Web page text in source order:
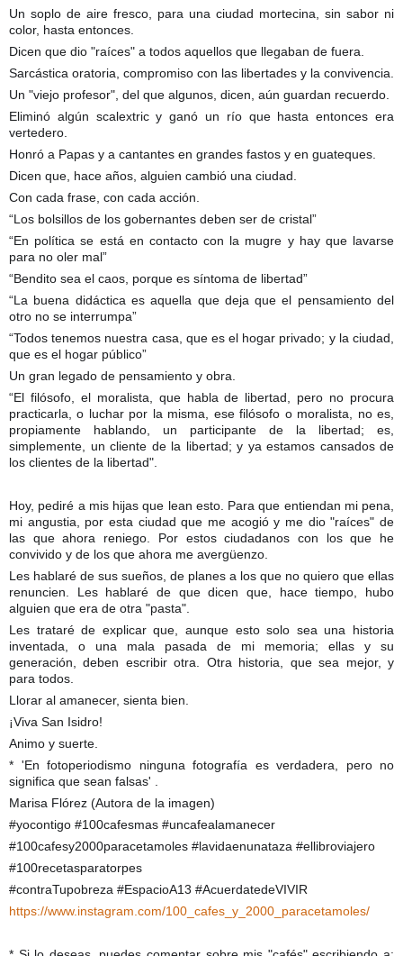
Un soplo de aire fresco, para una ciudad mortecina, sin sabor ni
color, hasta entonces.
Dicen que dio "raíces" a todos aquellos que llegaban de fuera.
Sarcástica oratoria, compromiso con las libertades y la convivencia.
Un "viejo profesor", del que algunos, dicen, aún guardan recuerdo.
Eliminó algún scalextric y ganó un río que hasta entonces era
vertedero.
Honró a Papas y a cantantes en grandes fastos y en guateques.
Dicen que, hace años, alguien cambió una ciudad.
Con cada frase, con cada acción.
“Los bolsillos de los gobernantes deben ser de cristal”
“En política se está en contacto con la mugre y hay que lavarse
para no oler mal”
“Bendito sea el caos, porque es síntoma de libertad”
“La buena didáctica es aquella que deja que el pensamiento del
otro no se interrumpa”
“Todos tenemos nuestra casa, que es el hogar privado; y la ciudad,
que es el hogar público”
Un gran legado de pensamiento y obra.
“El filósofo, el moralista, que habla de libertad, pero no procura
practicarla, o luchar por la misma, ese filósofo o moralista, no es,
propiamente hablando, un participante de la libertad; es,
simplemente, un cliente de la libertad; y ya estamos cansados de
los clientes de la libertad".
Hoy, pediré a mis hijas que lean esto. Para que entiendan mi pena,
mi angustia, por esta ciudad que me acogió y me dio "raíces" de
las que ahora reniego. Por estos ciudadanos con los que he
convivido y de los que ahora me avergüenzo.
Les hablaré de sus sueños, de planes a los que no quiero que ellas
renuncien. Les hablaré de que dicen que, hace tiempo, hubo
alguien que era de otra "pasta".
Les trataré de explicar que, aunque esto solo sea una historia
inventada, o una mala pasada de mi memoria; ellas y su
generación, deben escribir otra. Otra historia, que sea mejor, y
para todos.
Llorar al amanecer, sienta bien.
¡Viva San Isidro!
Animo y suerte.
* 'En fotoperiodismo ninguna fotografía es verdadera, pero no
significa que sean falsas' .
Marisa Flórez (Autora de la imagen)
#yocontigo #100cafesmas #uncafealamanecer
#100cafesy2000paracetamoles #lavidaenunataza #ellibroviajero
#100recetasparatorpes
#contraTupobreza #EspacioA13 #AcuerdatedeVIVIR
https://www.instagram.com/100_cafes_y_2000_paracetamoles/